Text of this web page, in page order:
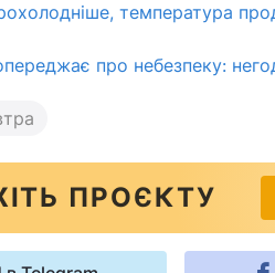
температура
про небезпеку:
ПРОЄКТУ